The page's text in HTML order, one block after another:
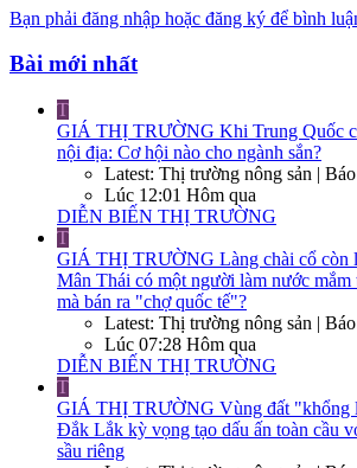
Bạn phải đăng nhập hoặc đăng ký để bình
Bài mới nhất
T
GIÁ THỊ TRƯỜNG Khi Trung Quốc
nội địa: Cơ hội nào cho ngành sắn?
Latest: Thị trường nông sản |
Lúc 12:01 Hôm qua
DIỄN BIẾN THỊ TRƯỜNG
T
GIÁ THỊ TRƯỜNG Làng chài cổ
Mân Thái có một người làm nước
mà bán ra "chợ quốc tế"?
Latest: Thị trường nông sản |
Lúc 07:28 Hôm qua
DIỄN BIẾN THỊ TRƯỜNG
T
GIÁ THỊ TRƯỜNG Vùng đất "khổng
Đắk Lắk kỳ vọng tạo dấu ấn toàn cầu
sầu riêng